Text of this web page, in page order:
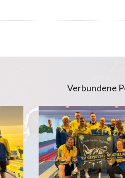
Verbundene